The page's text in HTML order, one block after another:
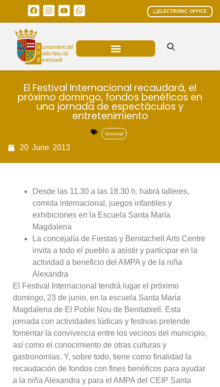
ELECTRONIC OFFICE
El Festival Internacional recaudará, el
próximo domingo, fondos benéficos en
una jornada de espectáculos y
entretenimiento
General
20 June 2013
Desde las 11.30 a las 18.30 h. habrá talleres,
comida internacional, juegos infantiles y
exhibiciones en la Escuela Santa María
Magdalena
La concejalía de Fiestas y Benitachell Arts Centre
invita a todo el pueblo a asistir y participar en la
actividad a beneficio del AMPA y de la niña
Alexandra
El Festival Internacional tendrá lugar el próximo
domingo, 23 de junio, en la escuela Santa María
Magdalena de El Poble Nou de Benitatxell. Esta
jornada con actividades lúdicas y festivas pretende
fomentar la convivencia entre los vecinos del municipio,
así como el conocimiento de otras culturas y
gastronomías. Y, sobre todo, tiene como finalidad la
recaudación de fondos con fines benéficos para ayudar
a la niña Alexandra y para el AMPA del CEIP Santa